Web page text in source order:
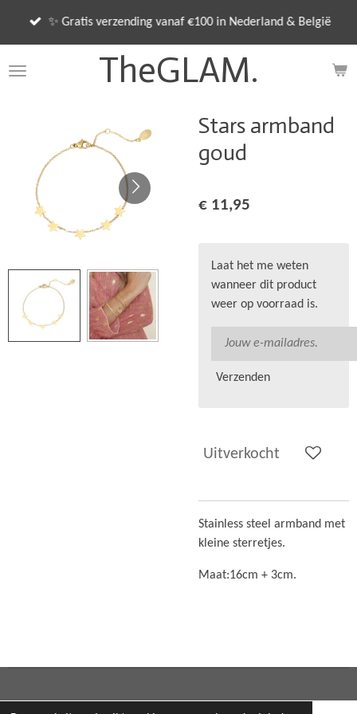
de
TheGLAM.
✨ Gratis verzending vanaf €100 in Nederland & België
Stars armband
goud
€ 11,95
Laat het me weten
wanneer dit product
weer op voorraad is.
Verzenden
Uitverkocht
Stainless steel armband met
kleine sterretjes.
Maat:16cm + 3cm.